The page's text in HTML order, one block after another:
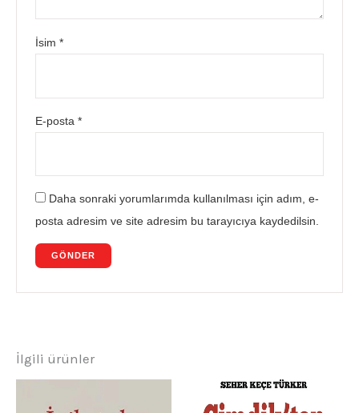
İsim*
E-posta*
Daha sonraki yorumlarımda kullanılması için adım, e-
posta adresim ve site adresim bu tarayıcıya kaydedilsin.
İlgili ürünler